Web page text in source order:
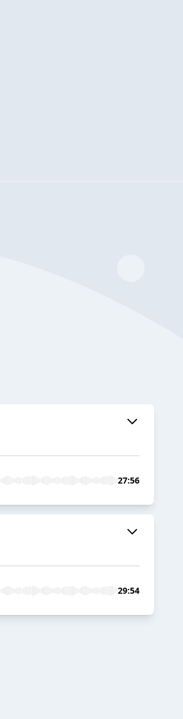
27:56
29:54